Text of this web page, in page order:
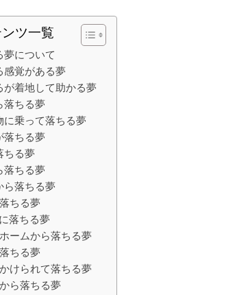
ツ一覧
夢について
感覚がある夢
が着地して助かる夢
落ちる夢
に乗って落ちる夢
落ちる夢
ちる夢
落ちる夢
ら落ちる夢
ちる夢
落ちる夢
ームから落ちる夢
ちる夢
けられて落ちる夢
ら落ちる夢